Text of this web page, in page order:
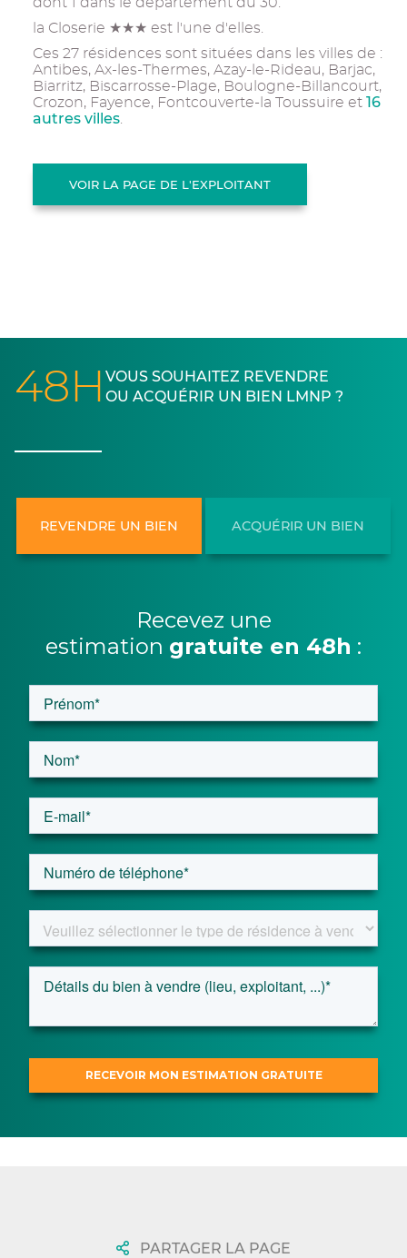
la Closerie ★★★ est l'une d'elles.
Ces 27 résidences sont situées dans les villes de :
Antibes, Ax-les-Thermes, Azay-le-Rideau, Barjac,
Biarritz, Biscarrosse-Plage, Boulogne-Billancourt,
Crozon, Fayence, Fontcouverte-la Toussuire et 16
autres villes
VOIR LA PAGE DE L'EXPLOITANT
48H VOUS SOUHAITEZ REVENDRE
OU ACQUÉRIR UN BIEN LMNP ?
REVENDRE UN BIEN ACQUÉRIR UN BIEN
PARTAGER LA PAGE